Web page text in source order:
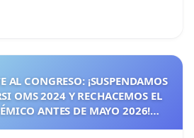
AL CONGRESO: ¡SUSPENDAMOS
OMS 2024 Y RECHACEMOS EL
ANTES DE MAYO 2026!